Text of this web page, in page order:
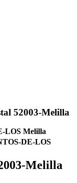
52003-Melilla
LOS Melilla
DE-LOS
Melilla